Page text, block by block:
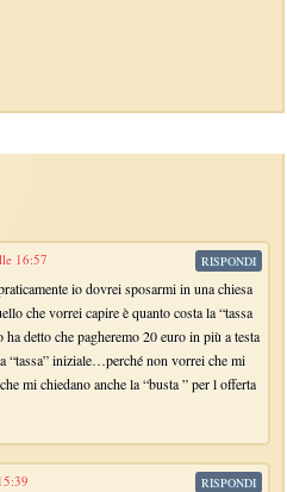
16:57
io dovrei sposarmi in una chiesa
che vorrei capire è quanto costa la “tassa
detto che pagheremo 20 euro in più a testa
“tassa” iniziale…perché non vorrei che mi
mi chiedano anche la “busta ” per l offerta
RISPONDI
RISPONDI